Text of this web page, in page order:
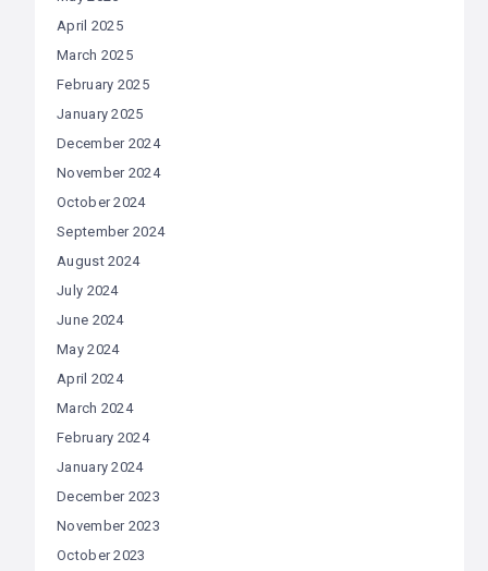
April 2025
March 2025
February 2025
January 2025
December 2024
November 2024
October 2024
September 2024
August 2024
July 2024
June 2024
May 2024
April 2024
March 2024
February 2024
January 2024
December 2023
November 2023
October 2023